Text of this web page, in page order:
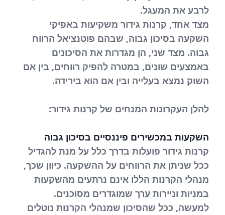
לרבע את המעגל.
מצד אחד, קרנות גידור משקיעות באפיקי
השקעה בסיכון גבוה, שבהם פוטנציאל הרווח
גבוה. מצד שני, הן מגדרות את הסיכונים
באמצעים שונים, במטרה להפיק רווחים, בין אם
השוק נמצא בעלייה ובין אם הוא בירידה.
להלן העקרונות המנחים של קרנות גידור:
השקעות במכשירים פיננסיים בסיכון גבוה
קרנות גידור פועלות בדרך כלל על מנת להגדיל
ככל שניתן את הרווחים על ההשקעה. כיוון שכך,
מנהלי הקרנות הללו אינם נרתעים מהשקעות
במניות וניירות ערך שמוגדרים מסוכנים.
למעשה, ככל שהסיכון שמנהלי הקרנות נוטלים